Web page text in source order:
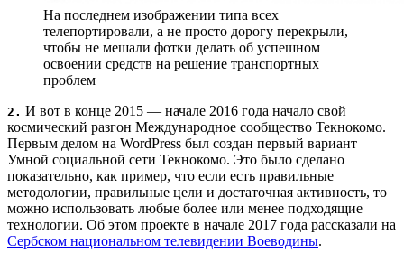
На последнем изображении типа всех
телепортировали, а не просто дорогу перекрыли,
чтобы не мешали фотки делать об успешном
освоении средств на решение транспортных
проблем
2. И вот в конце 2015 — начале 2016 года начало свой
космический разгон Международное сообщество Текнокомо.
Первым делом на WordPress был создан первый вариант
Умной социальной сети Текнокомо. Это было сделано
показательно, как пример, что если есть правильные
методологии, правильные цели и достаточная активность, то
можно использовать любые более или менее подходящие
технологии. Об этом проекте в начале 2017 года рассказали на
Сербском национальном телевидении Воеводины.